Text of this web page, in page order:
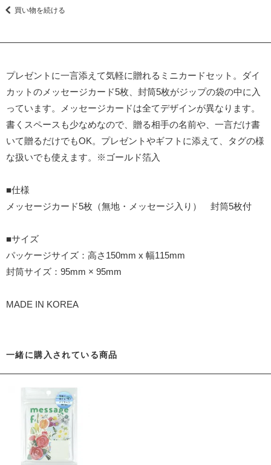
買い物を続ける
プレゼントに一言添えて気軽に贈れるミニカードセット。ダイ
カットのメッセージカード5枚、封筒5枚がジップの袋の中に入
っています。メッセージカードは全てデザインが異なります。
書くスペースも少なめなので、贈る相手の名前や、一言だけ書
いて贈るだけでもOK。プレゼントやギフトに添えて、タグの様
な扱いでも使えます。※ゴールド箔入
■仕様
メッセージカード5枚（無地・メッセージ入り） 封筒5枚付
■サイズ
パッケージサイズ：高さ150mm x 幅115mm
封筒サイズ：95mm × 95mm
MADE IN KOREA
一緒に購入されている商品